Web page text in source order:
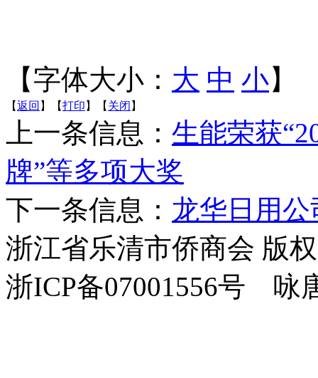
【字体大小： 大 中 小】
【返回 】【打印 】【 关闭 】
上一条信息： 生能荣获
牌”等多项大奖
下一条信息： 龙华日用
浙江省乐清市侨商会 版
浙ICP备07001556号 咏